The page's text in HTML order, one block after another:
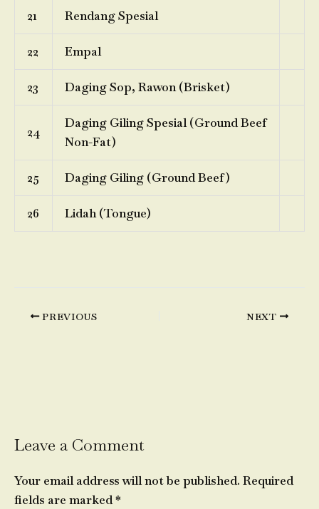
21 Rendang Spesial
22 Empal
23 Daging Sop, Rawon (Brisket)
24
Daging Giling Spesial (Ground Beef
Non-Fat)
25 Daging Giling (Ground Beef)
26 Lidah (Tongue)
PREVIOUS NEXT
Leave a Comment
Your email address will not be published. Required
fields are marked*